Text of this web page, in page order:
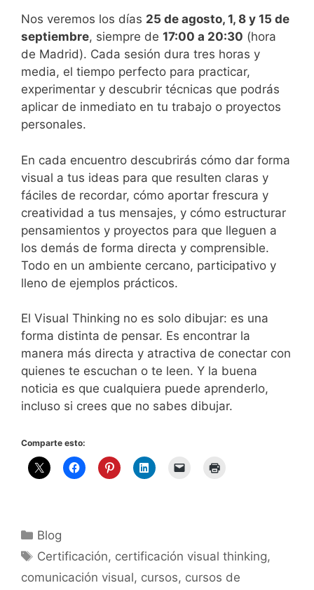
Nos veremos los días 25 de agosto, 1, 8 y 15 de
septiembre, siempre de 17:00 a 20:30 (hora
de Madrid). Cada sesión dura tres horas y
media, el tiempo perfecto para practicar,
experimentar y descubrir técnicas que podrás
aplicar de inmediato en tu trabajo o proyectos
personales.
En cada encuentro descubrirás cómo dar forma
visual a tus ideas para que resulten claras y
fáciles de recordar, cómo aportar frescura y
creatividad a tus mensajes, y cómo estructurar
pensamientos y proyectos para que lleguen a
los demás de forma directa y comprensible.
Todo en un ambiente cercano, participativo y
lleno de ejemplos prácticos.
El Visual Thinking no es solo dibujar: es una
forma distinta de pensar. Es encontrar la
manera más directa y atractiva de conectar con
quienes te escuchan o te leen. Y la buena
noticia es que cualquiera puede aprenderlo,
incluso si crees que no sabes dibujar.
Comparte esto:
Categorías
Blog
Etiquetas
Certificación, certificación visual thinking,
comunicación visual, cursos, cursos de